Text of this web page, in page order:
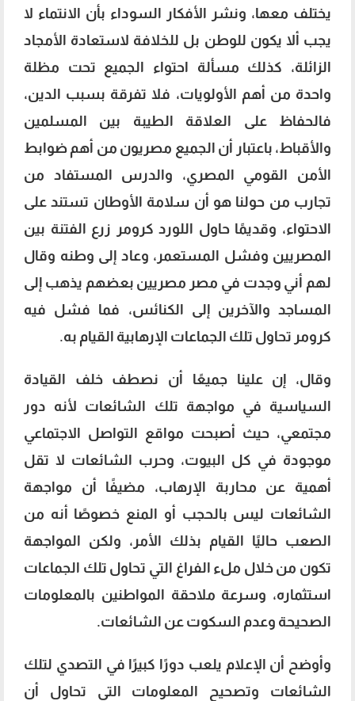
يختلف معها، ونشر الأفكار السوداء بأن الانتماء لا
يجب ألا يكون للوطن بل للخلافة لاستعادة الأمجاد
الزائلة، كذلك مسألة احتواء الجميع تحت مظلة
واحدة من أهم الأولويات، فلا تفرقة بسبب الدين،
فالحفاظ على العلاقة الطيبة بين المسلمين
والأقباط، باعتبار أن الجميع مصريون من أهم ضوابط
الأمن القومي المصري، والدرس المستفاد من
تجارب من حولنا هو أن سلامة الأوطان تستند على
الاحتواء، وقديمًا حاول اللورد كرومر زرع الفتنة بين
المصريين وفشل المستعمر، وعاد إلى وطنه وقال
لهم أني وجدت في مصر مصريين بعضهم يذهب إلى
المساجد والآخرين إلى الكنائس، فما فشل فيه
كرومر تحاول تلك الجماعات الإرهابية القيام به.
وقال، إن علينا جميعًا أن نصطف خلف القيادة
السياسية في مواجهة تلك الشائعات لأنه دور
مجتمعي، حيث أصبحت مواقع التواصل الاجتماعي
موجودة في كل البيوت، وحرب الشائعات لا تقل
أهمية عن محاربة الإرهاب، مضيفًا أن مواجهة
الشائعات ليس بالحجب أو المنع خصوصًا أنه من
الصعب حاليًا القيام بذلك الأمر، ولكن المواجهة
تكون من خلال ملء الفراغ التي تحاول تلك الجماعات
استثماره، وسرعة ملاحقة المواطنين بالمعلومات
الصحيحة وعدم السكوت عن الشائعات.
وأوضح أن الإعلام يلعب دورًا كبيرًا في التصدي لتلك
الشائعات وتصحيح المعلومات التي تحاول أن